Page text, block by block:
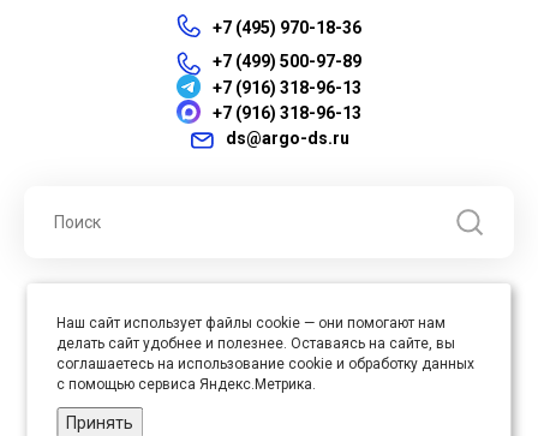
+7 (495) 970-18-36
+7 (499) 500-97-89
+7 (916) 318-96-13
+7 (916) 318-96-13
ds@argo-ds.ru
права защищены
Юр. адрес : 105005, г. Москва, ул. Бауманская, д.20, стр. 3
Наш сайт использует файлы cookie — они помогают нам
делать сайт удобнее и полезнее. Оставаясь на сайте, вы
соглашаетесь на использование cookie и обработку данных
с помощью сервиса Яндекс.Метрика.
Принять